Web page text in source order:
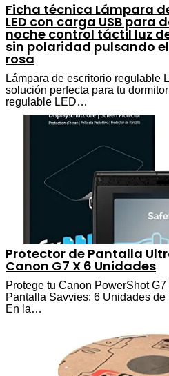
Ficha técnica Lámpara
LED con carga USB
noche control táctil luz
sin polaridad pulsando
rosa
Lámpara de escritorio regulable
solución perfecta para tu
regulable LED…
Protector de Pantalla
Canon G7 X 6 Unidades
Protege tu Canon PowerShot
Pantalla Savvies: 6 Unidades
En la…